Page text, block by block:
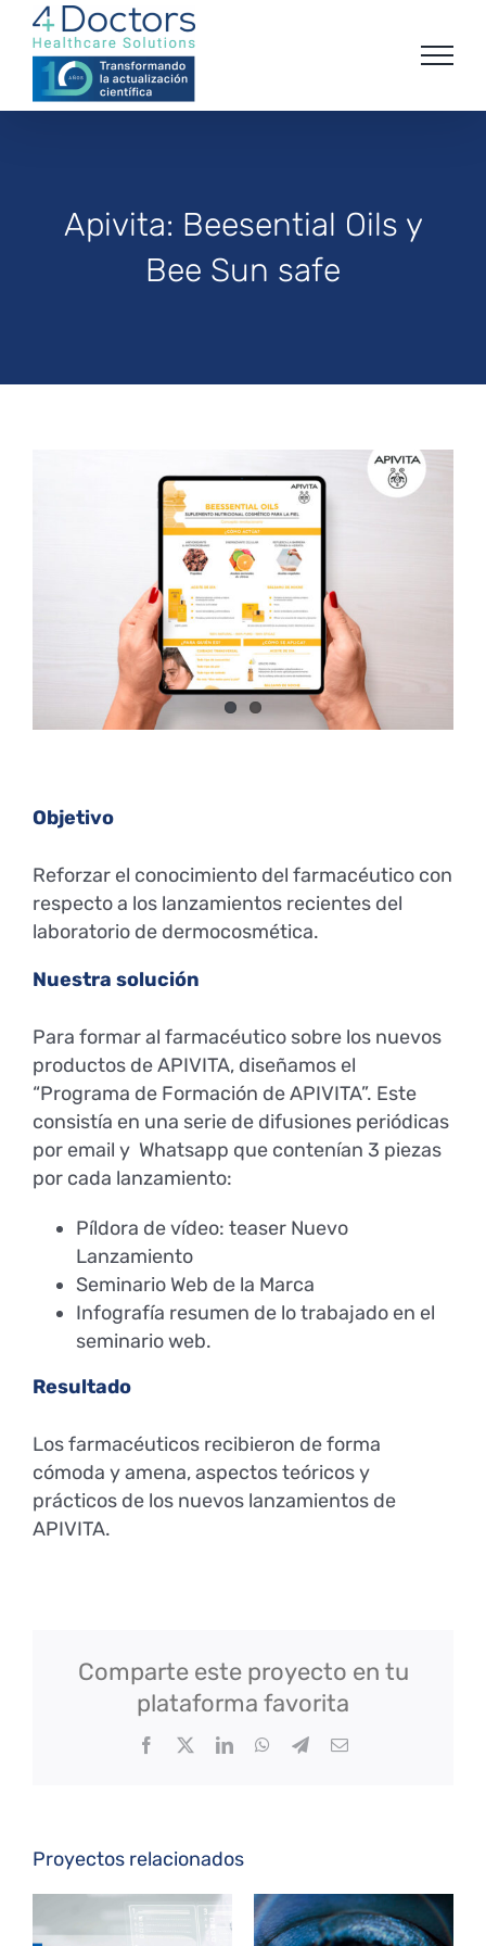
Saltar
contenido
Apivita: Beesential Oils y
Bee Sun safe
Objetivo
Reforzar el conocimiento del farmacéutico con
respecto a los lanzamientos recientes del
laboratorio de dermocosmética.
Nuestra solución
Para formar al farmacéutico sobre los nuevos
productos de APIVITA, diseñamos el
“Programa de Formación de APIVITA”. Este
consistía en una serie de difusiones periódicas
por email y Whatsapp que contenían 3 piezas
por cada lanzamiento:
Píldora de vídeo: teaser Nuevo
Lanzamiento
Seminario Web de la Marca
Infografía resumen de lo trabajado en el
seminario web.
Resultado
Los farmacéuticos recibieron de forma
cómoda y amena, aspectos teóricos y
prácticos de los nuevos lanzamientos de
APIVITA.
Comparte este proyecto en tu
plataforma favorita
Facebook
TwitterLinkedInWhatsApp
TelegramCorreo
Proyectos relacionados